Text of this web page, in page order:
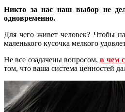
Никто за нас наш выбор не
одновременно.
Для чего живет человек? Чтобы
маленького кусочка мелкого
Не все озадачены вопросом,в чем
том, что ваша система ценностей